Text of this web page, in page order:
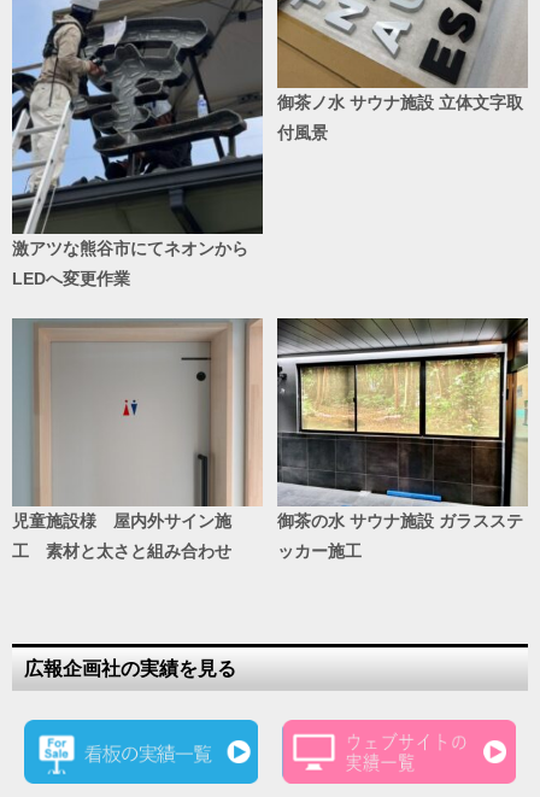
激アツな熊谷市にてネオンから
LEDへ変更作業
御茶ノ水 サウナ施設 立体文字取
付風景
児童施設様 屋内外サイン施
工 素材と太さと組み合わせ
御茶の水 サウナ施設 ガラスステ
ッカー施工
広報企画社の実績を見る